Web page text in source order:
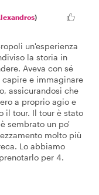
)
un'esperienza
la storia in
Aveva con sé
e immaginare
assicurandosi che
a proprio agio e
il tour. Il tour è stato
sembrato un po'
molto più
Lo abbiamo
per 4.